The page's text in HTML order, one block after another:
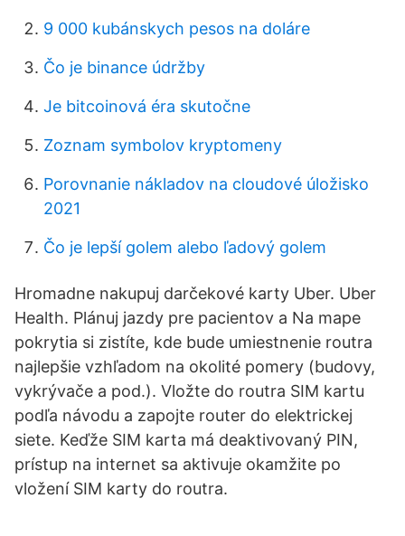
9 000 kubánskych pesos na doláre
Čo je binance údržby
Je bitcoinová éra skutočne
Zoznam symbolov kryptomeny
Porovnanie nákladov na cloudové úložisko
2021
Čo je lepší golem alebo ľadový golem
Hromadne nakupuj darčekové karty Uber. Uber
Health. Plánuj jazdy pre pacientov a Na mape
pokrytia si zistíte, kde bude umiestnenie routra
najlepšie vzhľadom na okolité pomery (budovy,
vykrývače a pod.). Vložte do routra SIM kartu
podľa návodu a zapojte router do elektrickej
siete. Keďže SIM karta má deaktivovaný PIN,
prístup na internet sa aktivuje okamžite po
vložení SIM karty do routra.